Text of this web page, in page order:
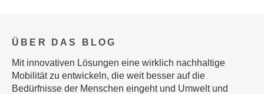
ÜBER DAS BLOG
Mit innovativen Lösungen eine wirklich nachhaltige
Mobilität zu entwickeln, die weit besser auf die
Bedürfnisse der Menschen eingeht und Umwelt und